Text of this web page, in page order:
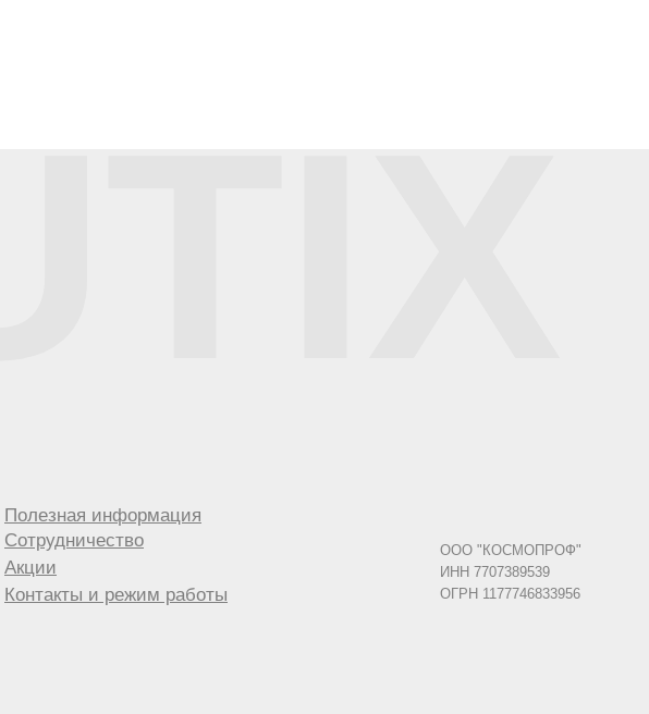
ООО "КОСМОПРОФ"
ИНН 7707389539
ОГРН 1177746833956
Полезная информация
Сотрудничество
Акции
Контакты и режим работы